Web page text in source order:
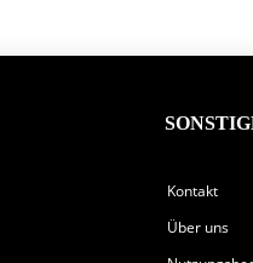
Kontakt
Über uns